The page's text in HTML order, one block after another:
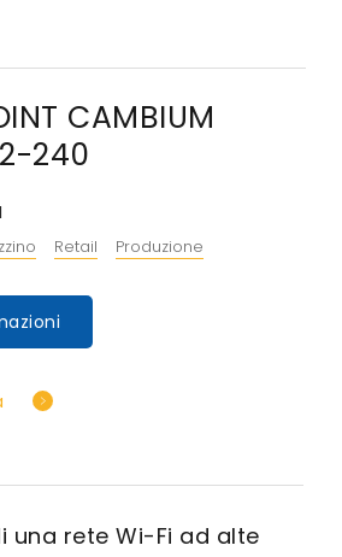
CAMBIUM
240
Retail Produzione
una rete Wi-Fi ad alte